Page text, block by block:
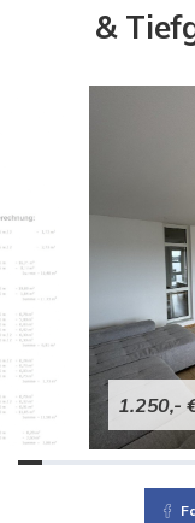
&
1.250,-